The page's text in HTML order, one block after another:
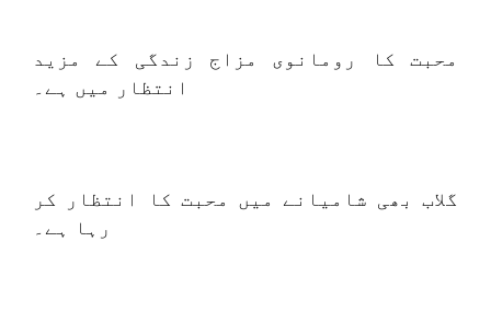
محبت کا رومانوی مزاج زندگی کے مزید
انتظار میں ہے۔
گلاب بھی شامیانے میں محبت کا انتظار کر
رہا ہے۔